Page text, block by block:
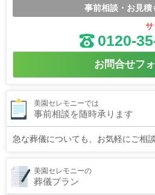
事前相談・お見積
0120-
お問合せフ
美園セレモニーでは
事前相談を随時承ります
急な葬儀についても、お気軽にご相談
美園セレモニーの
葬儀プラン